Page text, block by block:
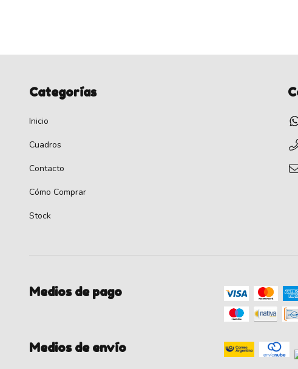
Categorías
Inicio
Cuadros
Contacto
Cómo Comprar
Stock
Medios de pago
Medios de envío